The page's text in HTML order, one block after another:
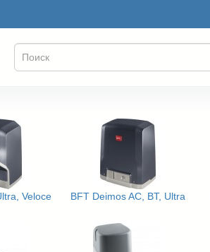
Veloce BFT Deimos AC, BT, Ultra